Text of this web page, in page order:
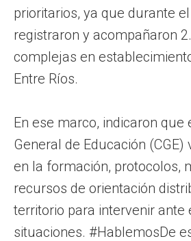
prioritarios, ya que durante
registraron y acompañaron
complejas en
Entre Ríos.
En ese marco, indicaron que
General de Educación
en la formación, protocolos,
recursos de orientación
territorio para intervenir ante
situaciones. #HablemosDe